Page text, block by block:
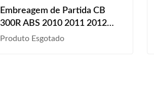
Embreagem de Partida CB
300R ABS 2010 2011 2012
2013 2014 2015
Produto Esgotado